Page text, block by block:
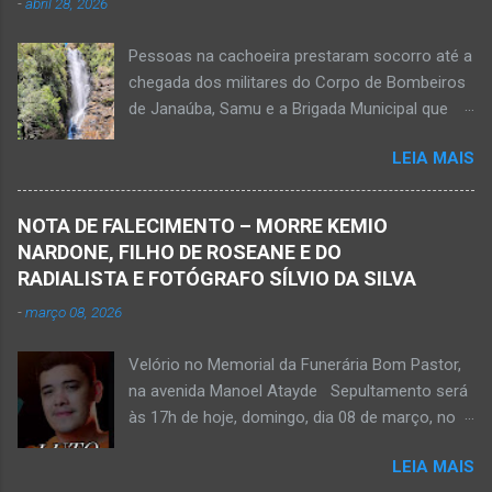
do Suporte Aéreo Avançado de Vida (SAAV)
para unidade hospi...
Pessoas na cachoeira prestaram socorro até a
chegada dos militares do Corpo de Bombeiros
de Janaúba, Samu e a Brigada Municipal que
resistiu e foi a óbito Foto álbum pessoal Kauan
Pereira Alves publicou em sua rede social a
foto em que apreciava a Cachoeira Maria Rosa,
em Mato Verde, pouco tempo antes de se
afogar e depois vir a óbito nesta terça-feira, dia
socorrem estudante que se afogou em
cachoeira em Mato Verde nesta terça-feira, dia
28 de abril de 2026. Adolescente não resistiu e
– O que seria um dia de lazer, de conhecimento
LEIA MAIS
NOTA DE FALECIMENTO – MORRE KEMIO
NARDONE, FILHO DE ROSEANE E DO
RADIALISTA E FOTÓGRAFO SÍLVIO DA SILVA
-março 08, 2026
Velório no Memorial da Funerária Bom Pastor,
na avenida Manoel Atayde Sepultamento será
às 17h de hoje, domingo, dia 08 de março, no
da rodovia MG-401, saída de Janaúba para
LEIA MAIS